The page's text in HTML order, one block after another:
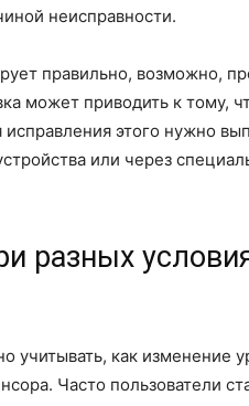
неисправности.
правильно, возможно,
может приводить к тому,
этого нужно
или через
разных
учитывать, как изменение
Часто пользователи